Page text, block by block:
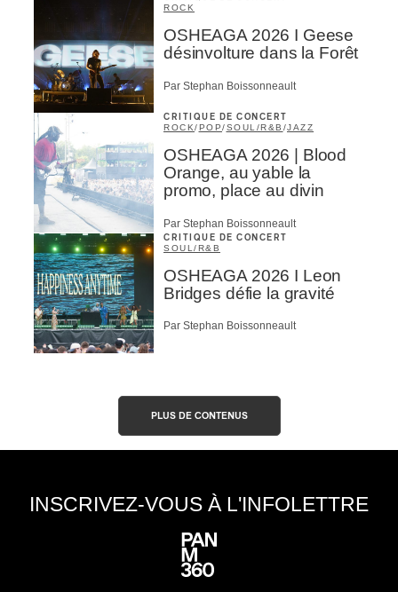
ROCK
OSHEAGA 2026 I Geese
désinvolture dans la Forêt
Par Stephan Boissonneault
CRITIQUE DE CONCERT
ROCK/ POP/SOUL/R&B /JAZZ
OSHEAGA 2026 | Blood
Orange, au yable la
promo, place au divin
Par Stephan Boissonneault
CRITIQUE DE CONCERT
SOUL/R&B
OSHEAGA 2026 I Leon
Bridges défie la gravité
Par Stephan Boissonneault
PLUS DE CONTENUS
INSCRIVEZ-VOUS À L'INFOLETTRE